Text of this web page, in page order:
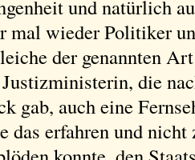
und natürlich
mal wieder Politiker
der genannten
die
gab, auch eine
das erfahren und